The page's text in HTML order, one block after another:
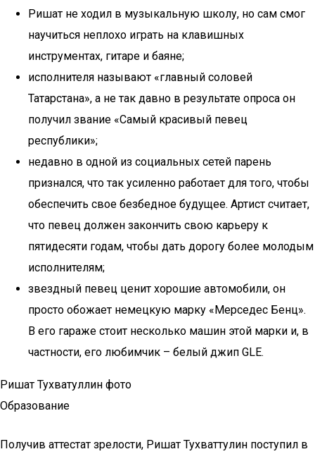
Ришат не ходил в музыкальную школу, но сам смог
научиться неплохо играть на клавишных
инструментах, гитаре и баяне;
исполнителя называют «главный соловей
Татарстана», а не так давно в результате опроса он
получил звание «Самый красивый певец
республики»;
недавно в одной из социальных сетей парень
признался, что так усиленно работает для того, чтобы
обеспечить свое безбедное будущее. Артист считает,
что певец должен закончить свою карьеру к
пятидесяти годам, чтобы дать дорогу более молодым
исполнителям;
звездный певец ценит хорошие автомобили, он
просто обожает немецкую марку «Мерседес Бенц».
В его гараже стоит несколько машин этой марки и, в
частности, его любимчик – белый джип GLE.
Ришат Тухватуллин фото
Образование
Получив аттестат зрелости, Ришат Тухваттулин поступил в